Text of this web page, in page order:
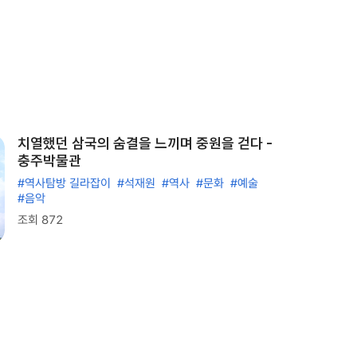
치열했던 삼국의 숨결을 느끼며 중원을 걷다 -
충주박물관
#역사탐방 길라잡이 #석재원 #역사 #문화 #예술
#음악
조회 872